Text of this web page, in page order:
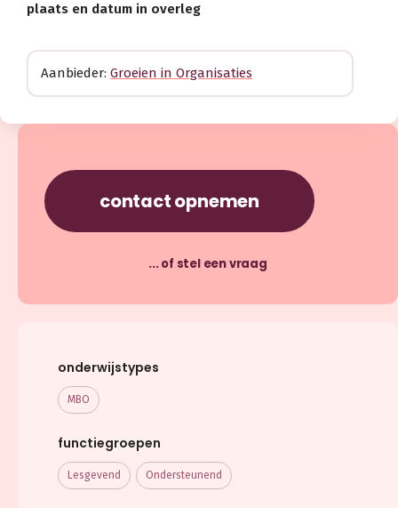
plaats en datum in overleg
Aanbieder: Groeien in Organisaties
contact opnemen
... of stel een vraag
onderwijstypes
MBO
functiegroepen
Lesgevend Ondersteunend